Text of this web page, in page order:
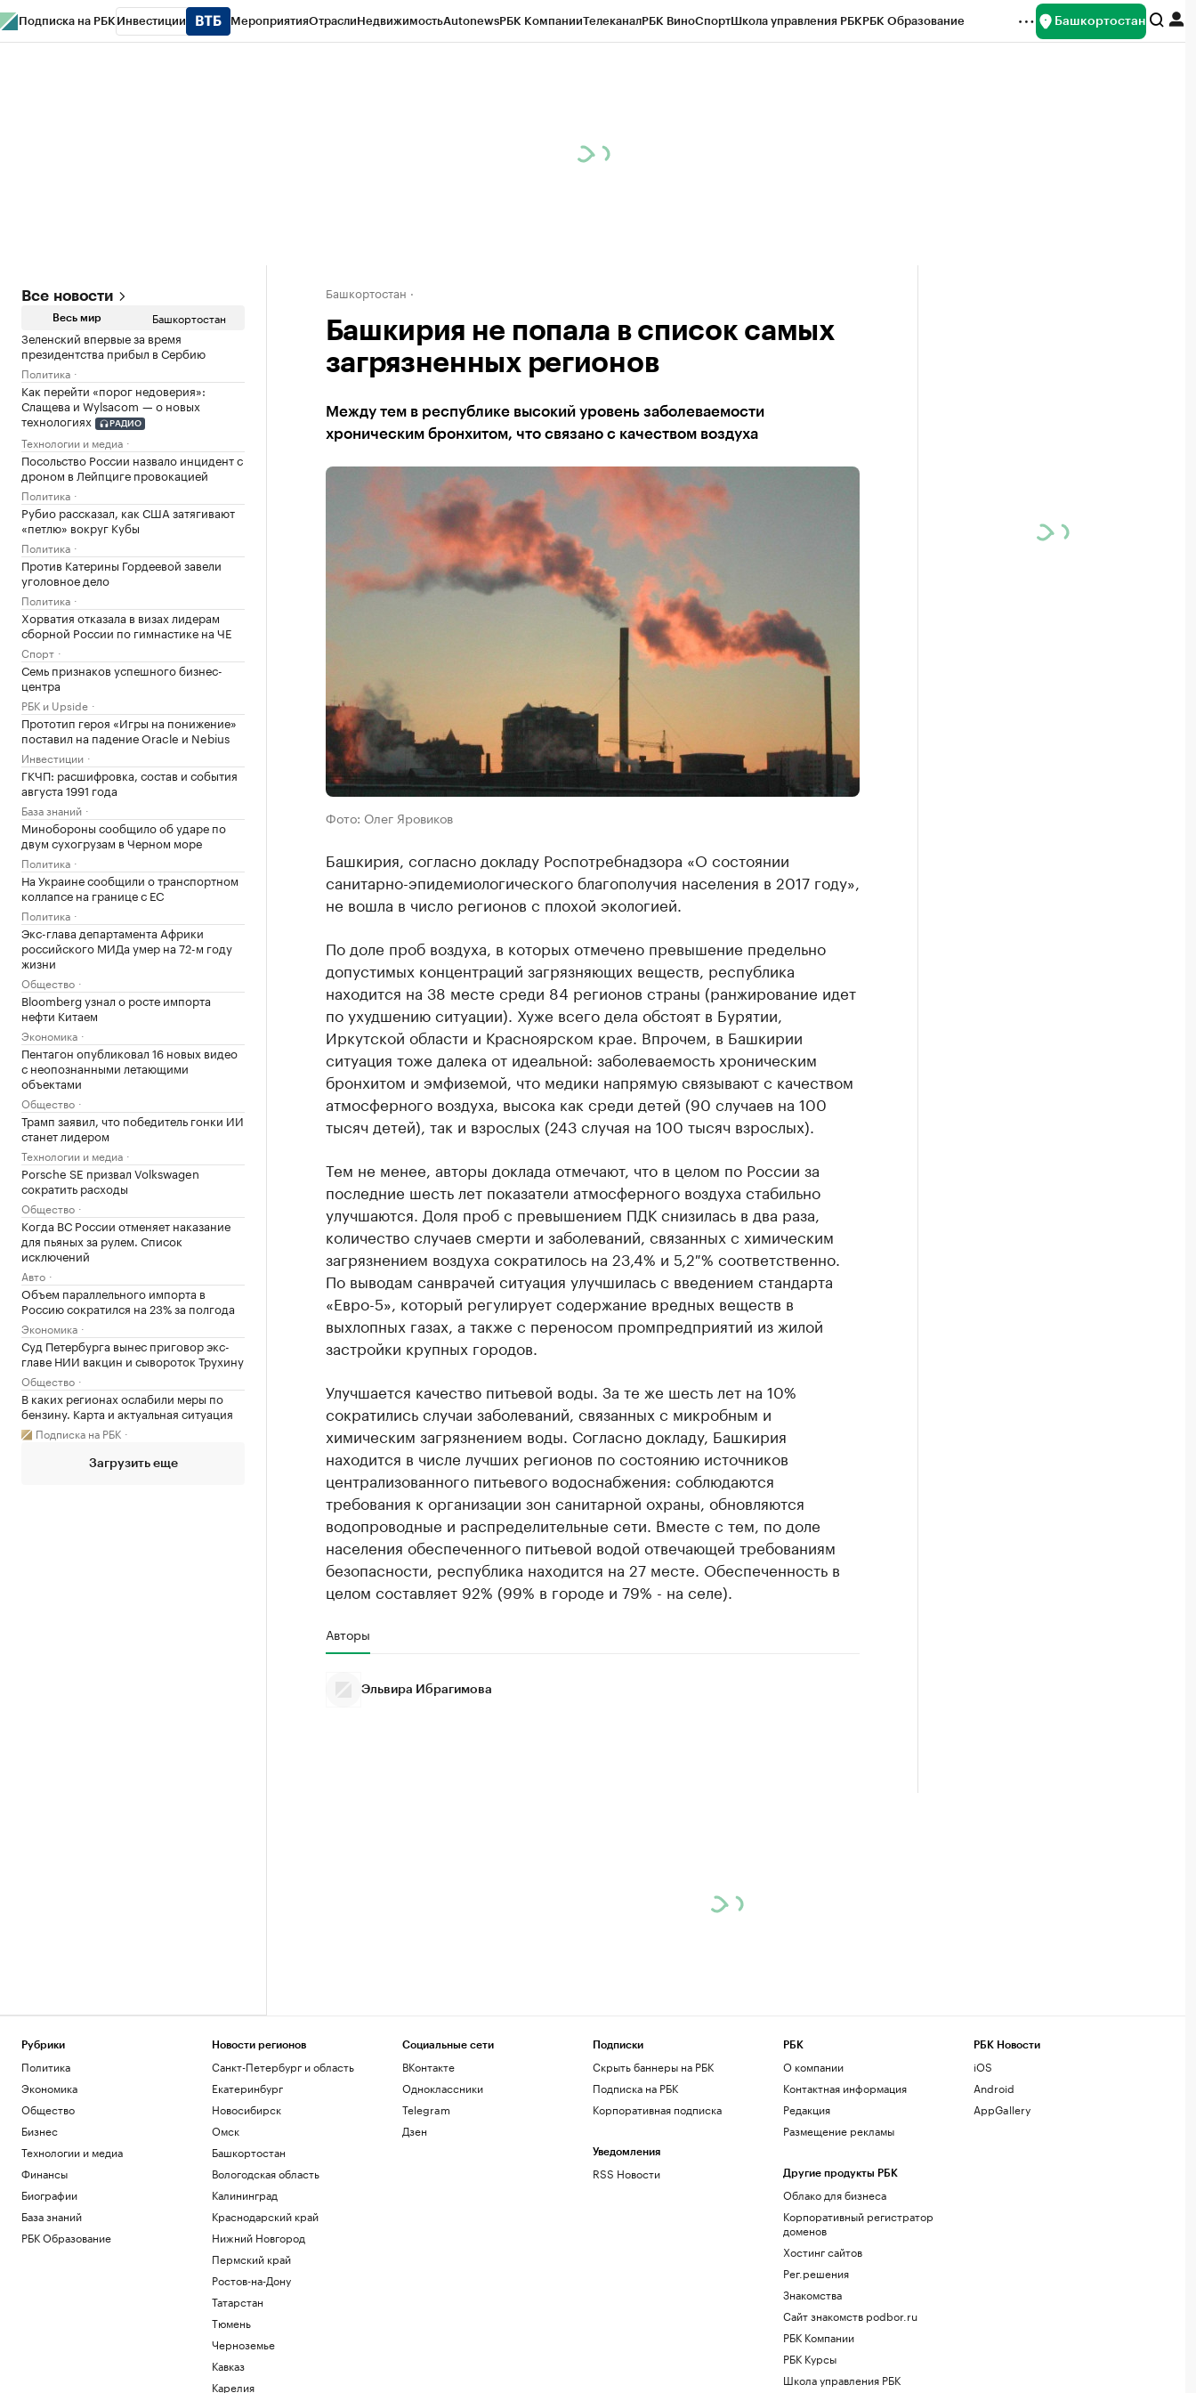
Подписка на РБК Инвестиции МероприятияОтраслиНедвижимостьAutonewsРБК КомпанииТелеканалРБК ВиноСпортШкола управления РБКРБК Образование Башкортостан
Все новости
Весь мир Башкортостан
Зеленский впервые за время
президентства прибыл в Сербию
Политика
Как перейти «порог недоверия»:
Слащева и Wylsacom — о новых
технологиях
РАДИО
Технологии и медиа
Посольство России назвало инцидент с
дроном в Лейпциге провокацией
Политика
Рубио рассказал, как США затягивают
«петлю» вокруг Кубы
Политика
Против Катерины Гордеевой завели
уголовное дело
Политика
Хорватия отказала в визах лидерам
сборной России по гимнастике на ЧЕ
Спорт
Семь признаков успешного бизнес-
центра
РБК и Upside
Прототип героя «Игры на понижение»
поставил на падение Oracle и Nebius
Инвестиции
ГКЧП: расшифровка, состав и события
августа 1991 года
База знаний
Минобороны сообщило об ударе по
двум сухогрузам в Черном море
Политика
На Украине сообщили о транспортном
коллапсе на границе с ЕС
Политика
Экс-глава департамента Африки
российского МИДа умер на 72-м году
жизни
Общество
Bloomberg узнал о росте импорта
нефти Китаем
Экономика
Пентагон опубликовал 16 новых видео
с неопознанными летающими
объектами
Общество
Трамп заявил, что победитель гонки ИИ
станет лидером
Технологии и медиа
Porsche SE призвал Volkswagen
сократить расходы
Общество
Когда ВС России отменяет наказание
для пьяных за рулем. Список
исключений
Авто
Объем параллельного импорта в
Россию сократился на 23% за полгода
Экономика
Суд Петербурга вынес приговор экс-
главе НИИ вакцин и сывороток Трухину
Общество
В каких регионах ослабили меры по
бензину. Карта и актуальная ситуация
Подписка на РБК
Загрузить еще
Башкортостан
Башкирия не попала в список самых
загрязненных регионов
Между тем в республике высокий уровень заболеваемости
хроническим бронхитом, что связано с качеством воздуха
Фото: Олег Яровиков
Башкирия, согласно докладу Роспотребнадзора «О состоянии
санитарно-эпидемиологического благополучия населения в 2017 году»,
не вошла в число регионов с плохой экологией.
По доле проб воздуха, в которых отмечено превышение предельно
допустимых концентраций загрязняющих веществ, республика
находится на 38 месте среди 84 регионов страны (ранжирование идет
по ухудшению ситуации). Хуже всего дела обстоят в Бурятии,
Иркутской области и Красноярском крае. Впрочем, в Башкирии
ситуация тоже далека от идеальной: заболеваемость хроническим
бронхитом и эмфиземой, что медики напрямую связывают с качеством
атмосферного воздуха, высока как среди детей (90 случаев на 100
тысяч детей), так и взрослых (243 случая на 100 тысяч взрослых).
Тем не менее, авторы доклада отмечают, что в целом по России за
последние шесть лет показатели атмосферного воздуха стабильно
улучшаются. Доля проб с превышением ПДК снизилась в два раза,
количество случаев смерти и заболеваний, связанных с химическим
загрязнением воздуха сократилось на 23,4% и 5,2 % соответственно.
По выводам санврачей ситуация улучшилась с введением стандарта
«Евро-5», который регулирует содержание вредных веществ в
выхлопных газах, а также с переносом промпредприятий из жилой
застройки крупных городов.
Улучшается качество питьевой воды. За те же шесть лет на 10%
сократились случаи заболеваний, связанных с микробным и
химическим загрязнением воды. Согласно докладу, Башкирия
находится в числе лучших регионов по состоянию источников
централизованного питьевого водоснабжения: соблюдаются
требования к организации зон санитарной охраны, обновляются
водопроводные и распределительные сети. Вместе с тем, по доле
населения обеспеченного питьевой водой отвечающей требованиям
безопасности, республика находится на 27 месте. Обеспеченность в
целом составляет 92% (99% в городе и 79% - на селе).
Авторы
Эльвира Ибрагимова
Рубрики
Политика
Экономика
Общество
Бизнес
Технологии и медиа
Финансы
Биографии
База знаний
РБК Образование
Новости регионов
Санкт-Петербург и область
Екатеринбург
Новосибирск
Омск
Башкортостан
Вологодская область
Калининград
Краснодарский край
Нижний Новгород
Пермский край
Ростов-на-Дону
Татарстан
Тюмень
Черноземье
Кавказ
Карелия
Социальные сети
ВКонтакте
Одноклассники
Telegram
Дзен
Подписки
Скрыть баннеры на РБК
Подписка на РБК
Корпоративная подписка
Уведомления
RSS Новости
РБК
О компании
Контактная информация
Редакция
Размещение рекламы
Другие продукты РБК
Облако для бизнеса
Корпоративный регистратор
доменов
Хостинг сайтов
Рег.решения
Знакомства
Сайт знакомств podbor.ru
РБК Компании
РБК Курсы
Школа управления РБК
РБК Новости
iOS
Android
AppGallery